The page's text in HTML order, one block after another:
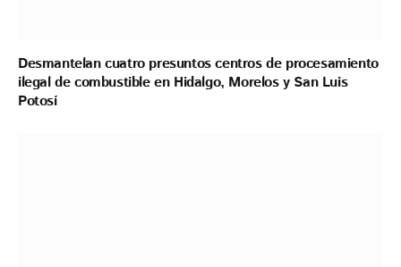
Desmantelan cuatro presuntos centros de procesamiento
ilegal de combustible en Hidalgo, Morelos y San Luis
Potosí